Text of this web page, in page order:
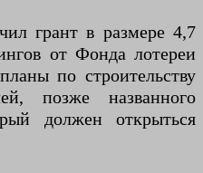
грант в размере 4,7
от Фонда лотереи
по строительству
позже названного
должен открыться